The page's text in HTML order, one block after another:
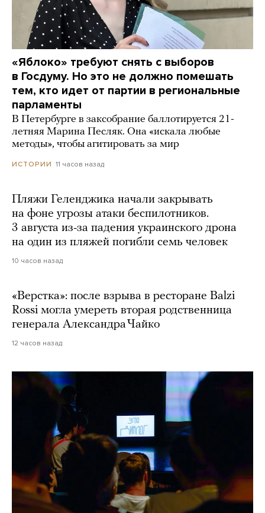
«Яблоко» требуют снять с выборов
в Госдуму. Но это не должно помешать
тем, кто идет от партии в региональные
парламенты
В Петербурге в заксобрание баллотируется 21-
летняя Марина Песляк. Она «искала любые
методы», чтобы агитировать за мир
ИСТОРИИ 11 часов назад
Пляжи Геленджика начали закрывать
на фоне угрозы атаки беспилотников.
3 августа из-за падения украинского дрона
на один из пляжей погибли семь человек
10 часов назад
«Верстка»: после взрыва в ресторане Balzi
Rossi могла умереть вторая родственница
генерала Александра Чайко
12 часов назад